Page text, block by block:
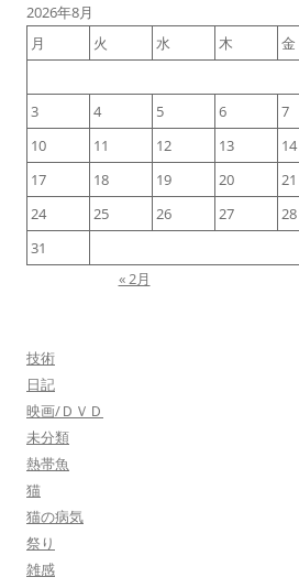
ビ
ゲ
シ
ョ
ン
2026年8月
月
火 水 木 金
3
4 5 6 7
10
11 12 13 14
17
18 19 20 21
24
25 26 27 28
31
« 2月
技術
日記
映画/ＤＶＤ
未分類
熱帯魚
猫
猫の病気
祭り
雑感